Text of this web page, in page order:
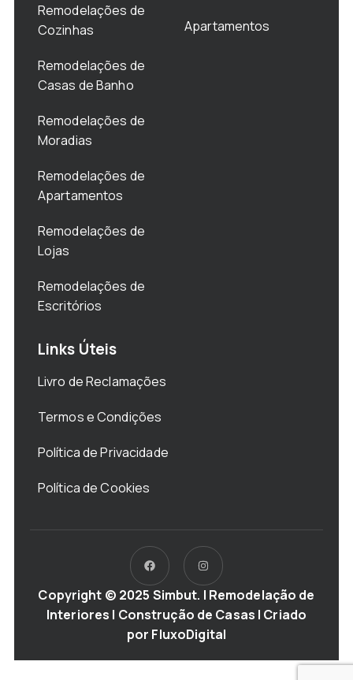
Remodelações de
Cozinhas
Remodelações de
Casas de Banho
Remodelações de
Moradias
Remodelações de
Apartamentos
Remodelações de
Lojas
Remodelações de
Escritórios
Apartamentos
Links Úteis
Livro de Reclamações
Termos e Condições
Política de Privacidade
Política de Cookies
Copyright © 2025 Simbut. | Remodelação de
Interiores | Construção de Casas | Criado
por FluxoDigital